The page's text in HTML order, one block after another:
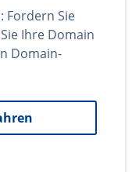
Fordern Sie
Ihre Domain
Domain-